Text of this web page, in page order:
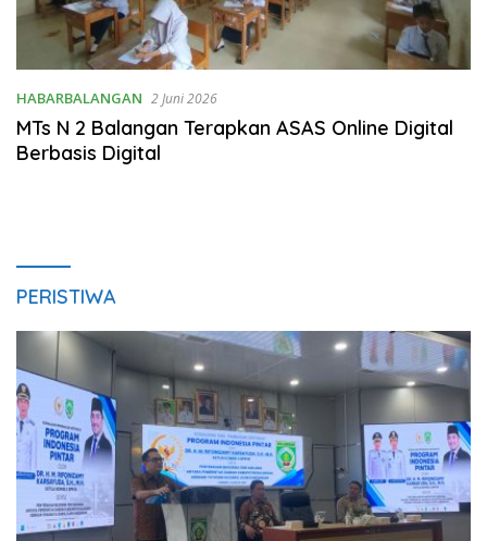
HABARBALANGAN 2 Juni 2026
MTs N 2 Balangan Terapkan ASAS Online Digital
Berbasis Digital
PERISTIWA